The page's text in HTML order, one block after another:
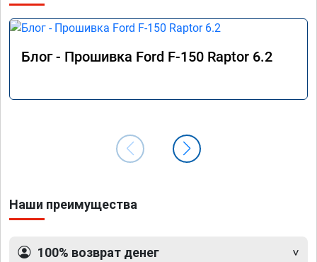
Блог - Прошивка Ford F-150 Raptor 6.2
Наши преимущества
100% возврат денег